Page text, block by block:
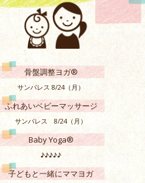
骨盤調整ヨガ®
サンパレス 8/24（月）
ふれあいベビーマッサージ
サンパレス 8/24（月）
Baby Yoga®
♪♪♪♪♪
子どもと一緒にママヨガ